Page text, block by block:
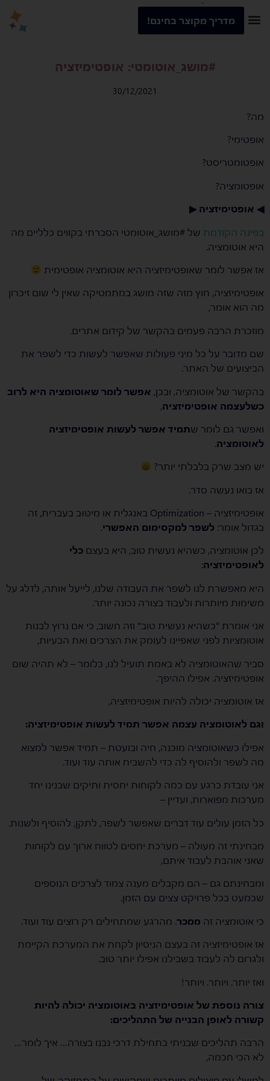
מדריך מקוצר בחינם!
#מושג_אוטומטי: אופטימיזציה
30/12/2021
מה?
אופטימי?
אופטומטריסט?
אופטומציה?
◀ אופטימיזציה ▶
בפינה הקודמת של #מושג_אוטומטי הסברתי בקווים כלליים מה
היא אוטומציה.
אז אפשר לומר שאופטימיזציה היא אוטומציה אופטימית
אופטימיזציה, חוץ מזה שזה מושג במתמטיקה שאין לי שום זיכרון
מה הוא אומר,
מוזכרת הרבה פעמים בהקשר של קידום אתרים.
שם מדובר על כל מיני פעולות שאפשר לעשות כדי לשפר את
הביצועים של האתר.
בהקשר של אוטומציה, ובכן, אפשר לומר שאוטומציה היא לרוב
כשלעצמה אופטימיזציה,
ואפשר גם לומר שתמיד אפשר לעשות אופטימיזציה
לאוטומציה.
יש מצב שרק בלבלתי יותר?
אז בואו נעשה סדר.
אופטימיזציה – Optimization באנגלית או מִיטּוּב בעברית, זה
בגדול אומר: לשפר למקסימום האפשרי.
לכן אוטומציה, כשהיא נעשית טוב, היא בעצם כלי
לאופטימיזציה:
היא מאפשרת לנו לשפר את העבודה שלנו, לייעל אותה, לדלג על
משימות מיותרות ולעבוד בצורה נכונה יותר.
אני אומרת "כשהיא נעשית טוב" וזה חשוב, כי אם נרוץ לבנות
אוטומציות לפני שאפיינו לעומק את הצרכים ואת הבעיות,
סביר שהאוטומציה לא באמת תועיל לנו, כלומר – לא תהיה שום
אופטימיזציה. אפילו ההיפך.
אז אוטומציה יכולה להיות אופטימיזציה,
וגם לאוטומציה עצמה אפשר תמיד לעשות אופטימיזציה:
אפילו כשאוטומציה מוכנה, חיה ובועטת – תמיד אפשר למצוא
מה לשפר ולהוסיף לה כדי להשביח אותה עוד ועוד.
אני עובדת כרגע עם כמה לקוחות יחסית ותיקים שבנינו יחד
מערכות מפוארות, ועדיין –
כל הזמן עולים עוד דברים שאפשר לשפר, לתקן, להוסיף ולשנות.
מבחינתי זה מעולה – מערכת יחסים לטווח ארוך עם לקוחות
שאני אוהבת לעבוד איתם,
ומבחינתם גם – הם מקבלים מענה צמוד לצרכים הנוספים
שכמעט בכל פרויקט צצים עם הזמן.
כי אוטומציה זה ממכר. מהרגע שמתחילים רק רוצים עוד ועוד.
אז אופטימיזציה זה בעצם הניסיון לקחת את המערכת הקיימת
ולגרום לה לעבוד בשבילנו אפילו יותר טוב.
ואז יותר. ויותר. ויותר!
צורה נוספת של אופטימיזציה באוטומציה יכולה להיות
קשורה לאופן הבנייה של התהליכים:
הרבה תהליכים שבניתי בתחילת דרכי נבנו בצורה… איך לומר…
לא הכי חכמה,